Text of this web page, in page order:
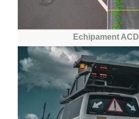
Echipament ACD